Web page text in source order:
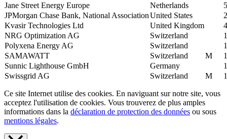
Jane Street Energy Europe
Netherlands
JPMorgan Chase Bank, National AssociationUnited States
Kvasir Technologies Ltd
United Kingdom
NRG Optimization AG
Switzerland
Polyxena Energy AG
Switzerland
SAMAWATT
Switzerland M
Sunnic Lighthouse GmbH
Germany
Swissgrid AG
Switzerland M
Ce site Internet utilise des cookies. En naviguant sur notre site, vous
acceptez l'utilisation de cookies. Vous trouverez de plus amples
informations dans la déclaration de protection des données ou sous
mentions légales.